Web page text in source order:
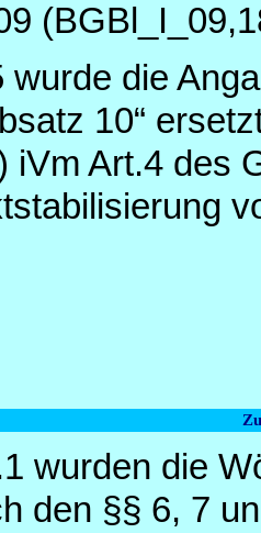
wurde die
10“
iVm Art.4 des
wurden die
den §§ 6, 7